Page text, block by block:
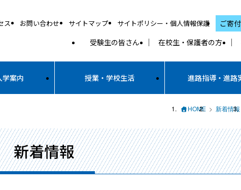
ス お問い合わせ サイトマップ サイトポリシー・個人情報保護
ご寄
受験生の皆さん
在校生・保護者の方
学案内 授業・学校生活 進路指導・進路
HOME 新着情報
新着情報